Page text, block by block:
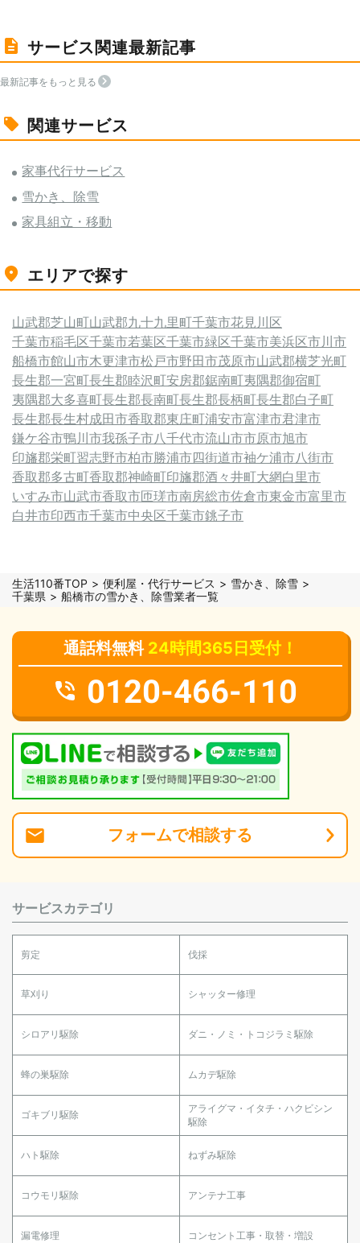
サービス関連最新記事
最新記事をもっと見る
関連サービス
家事代行サービス
雪かき、除雪
家具組立・移動
エリアで探す
山武郡芝山町山武郡九十九里町千葉市花見川区
千葉市稲毛区千葉市若葉区千葉市緑区千葉市美浜区市川市
船橋市館山市木更津市松戸市野田市茂原市山武郡横芝光町
長生郡一宮町長生郡睦沢町安房郡鋸南町夷隅郡御宿町
夷隅郡大多喜町長生郡長南町長生郡長柄町長生郡白子町
長生郡長生村成田市香取郡東庄町浦安市富津市君津市
鎌ケ谷市鴨川市我孫子市八千代市流山市市原市旭市
印旛郡栄町習志野市柏市勝浦市四街道市袖ケ浦市八街市
香取郡多古町香取郡神崎町印旛郡酒々井町大網白里市
いすみ市山武市香取市匝瑳市南房総市佐倉市東金市富里市
白井市印西市千葉市中央区千葉市銚子市
生活110番TOP 便利屋・代行サービス
雪かき、除雪
千葉県
船橋市の雪かき、除雪業者一覧
通話料無料 24時間365日受付！
0120-466-110
フォームで相談する
サービスカテゴリ
剪定 伐採
草刈り シャッター修理
シロアリ駆除 ダニ・ノミ・トコジラミ駆除
蜂の巣駆除 ムカデ駆除
ゴキブリ駆除
アライグマ・イタチ・ハクビシン
駆除
ハト駆除 ねずみ駆除
コウモリ駆除 アンテナ工事
漏電修理 コンセント工事・取替・増設